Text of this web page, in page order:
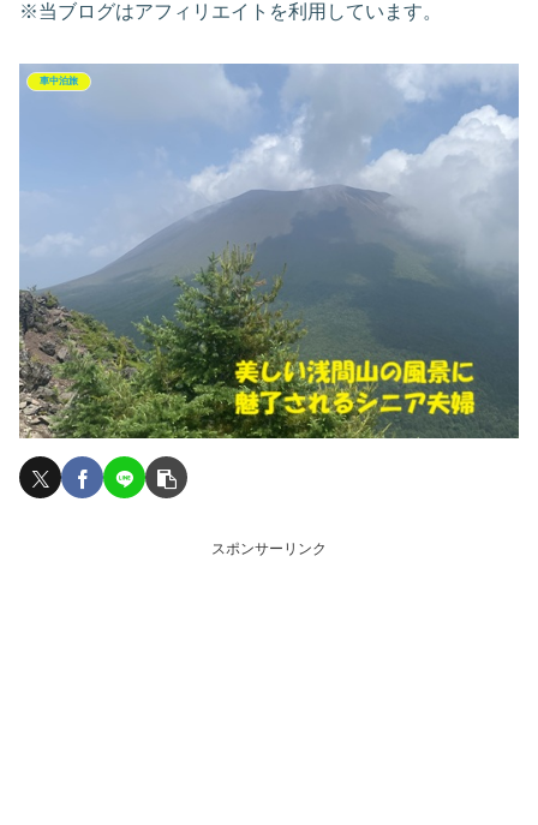
※当ブログはアフィリエイトを利用しています。
車中泊旅
スポンサーリンク